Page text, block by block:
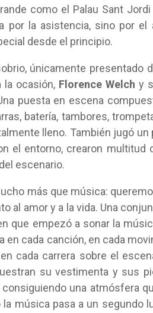
como el Palau Sant
la asistencia, sino por el
desde el principio.
únicamente presentado
la ocasión, Florence Welch y
puesta en escena
batería, tambores,
lleno. También jugó un
el entorno, crearon multitud
escenario.
más que música:
al amor y a la vida. Una
que empezó a sonar la
cada canción, en cada
cada carrera sobre el
su vestimenta y sus
una atmósfera
música pasa a un segundo